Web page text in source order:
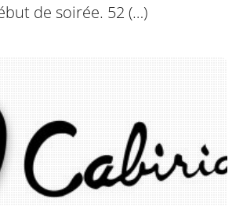
de soirée. 52 (…)